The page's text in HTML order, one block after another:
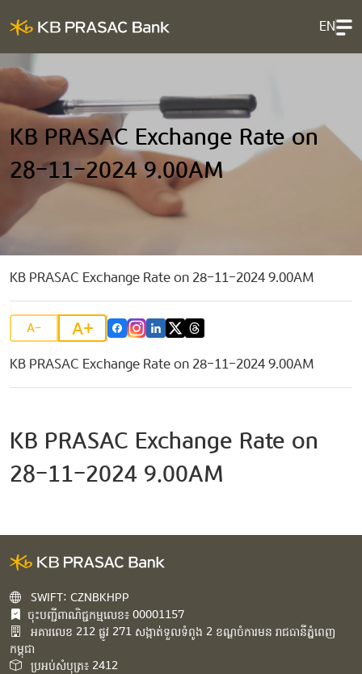
EN
KB PRASAC Exchange Rate on
28-11-2024 9.00AM
KB PRASAC Exchange Rate on 28-11-2024 9.00AM
A- A+
KB PRASAC Exchange Rate on 28-11-2024 9.00AM
KB PRASAC Exchange Rate on
28-11-2024 9.00AM
SWIFT: CZNBKHPP
ចុះបញ្ជីពាណិជ្ជកម្មលេខ៖ 00001157
អគារ​លេខ​ 212 ផ្លូវ 271 សង្កាត់ទួលទំពូង 2 ខណ្ឌចំការមន រាជធានីភ្នំពេញ
កម្ពុជា​
ប្រអប់សំបុត្រ៖ 2412